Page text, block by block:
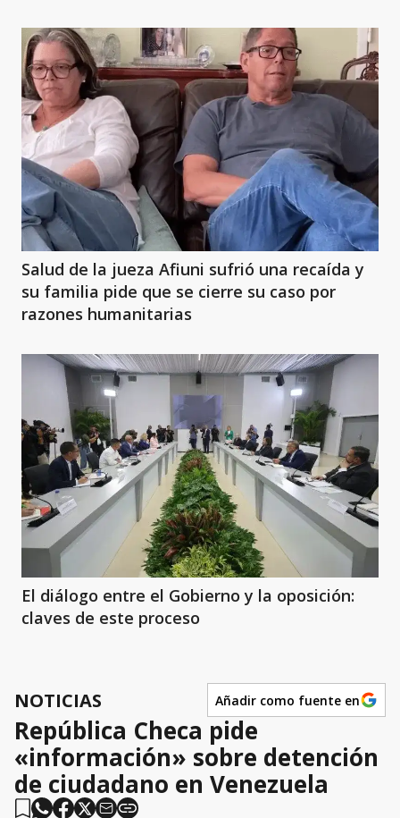
Salud de la jueza Afiuni sufrió una recaída y
su familia pide que se cierre su caso por
razones humanitarias
El diálogo entre el Gobierno y la oposición:
claves de este proceso
NOTICIAS Añadir como fuente en
República Checa pide
«información» sobre detención
de ciudadano en Venezuela